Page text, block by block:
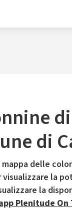
di
mappa delle
la
la
Plenitude On